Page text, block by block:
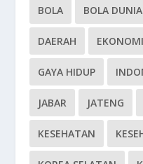
BOLA BOLA DUNIA
DAERAH
GAYA HIDUP
JABAR JATENG
KESEHATAN